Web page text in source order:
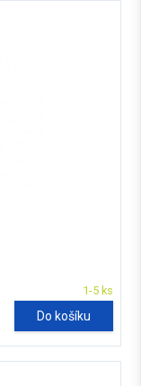
1-5 ks
Do košíku